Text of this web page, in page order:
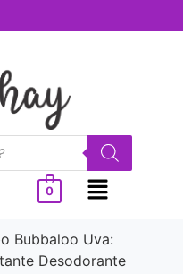
0
Bubbaloo Uva:
Desodorante